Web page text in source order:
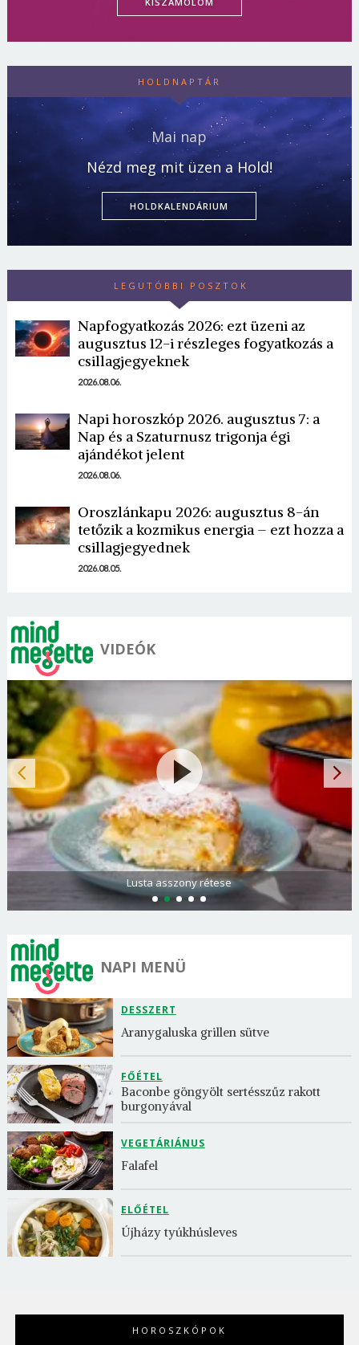
HOLDNAPTÁR
Mai nap
Nézd meg mit üzen a Hold!
HOLDKALENDÁRIUM
LEGUTÓBBI POSZTOK
Napfogyatkozás 2026: ezt üzeni az
augusztus 12-i részleges fogyatkozás a
csillagjegyeknek
2026.08.06.
Napi horoszkóp 2026. augusztus 7: a
Nap és a Szaturnusz trigonja égi
ajándékot jelent
2026.08.06.
Oroszlánkapu 2026: augusztus 8-án
tetőzik a kozmikus energia – ezt hozza a
csillagjegyednek
2026.08.05.
VIDEÓK
Lusta asszony rétese
NAPI MENÜ
DESSZERT
Aranygaluska grillen sütve
FŐÉTEL
Baconbe göngyölt sertésszűz rakott
burgonyával
VEGETÁRIÁNUS
Falafel
ELŐÉTEL
Újházy tyúkhúsleves
HOROSZKÓPOK
Borsonline bejelentkezés
E-mail cím vagy felhasználónév
Jelszó